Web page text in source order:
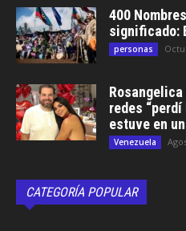
400
significado:
personas
redes
estuve en
Venezuela
CATEGORÍA POPULAR